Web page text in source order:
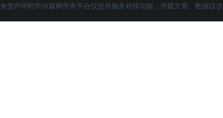
免责声明时尚传媒网所有平台仅提供服务对接功能，所载文章、数据